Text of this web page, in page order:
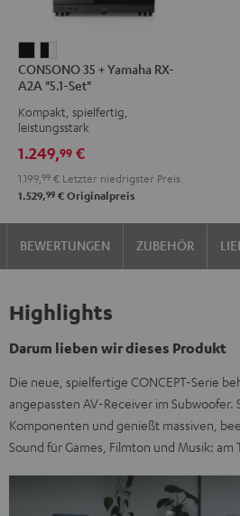
35
+
Yamaha
A2A
"5.1-
Set"
Schwarz
35
+
Yamaha
RX-
A2A
"5.1-
Set"
Schwarz
/
Weiß
CONSONO 35 + Yamaha RX-
A2A "5.1-Set"
Kompakt, spielfertig,
leistungsstark
1.249,99 €
1.199, 99 € Letzter niedrigster Preis
1.529,99 € Originalpreis
BEWERTUNGEN ZUBEHÖR
Highlights
Darum lieben wir dieses Produkt
Die neue, spielfertige CONCEPT-Serie
angepassten AV-Receiver im Subwoofer.
Komponenten und genießt massiven,
Sound für Games, Filmton und Musik: am